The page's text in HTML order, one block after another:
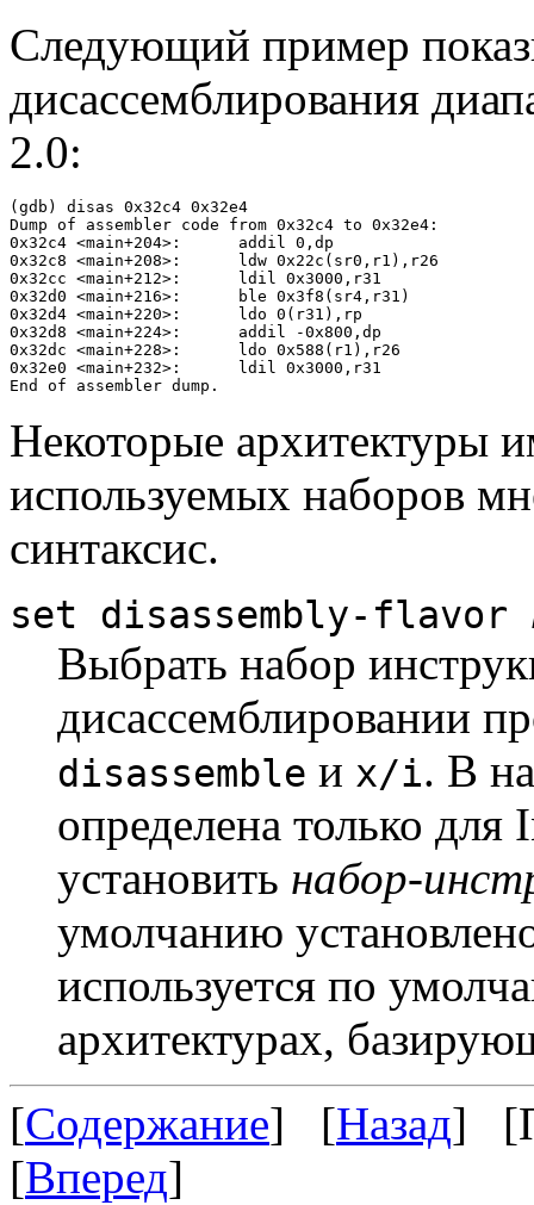
Следующий пример
дисассемблирования
2.0:
(gdb) disas 0x32c4 0x32e4
Dump of assembler code from 0x32c4 to 0x32e4:
0x32c4 <main+204>:      addil 0,dp
0x32c8 <main+208>:      ldw 0x22c(sr0,r1),r26
0x32cc <main+212>:      ldil 0x3000,r31
0x32d0 <main+216>:      ble 0x3f8(sr4,r31)
0x32d4 <main+220>:      ldo 0(r31),rp
0x32d8 <main+224>:      addil -0x800,dp
0x32dc <main+228>:      ldo 0x588(r1),r26
0x32e0 <main+232>:      ldil 0x3000,r31
Некоторые архитектуры
используемых наборов
синтаксис.
set disassembly-flavor
Выбрать набор
дисассемблировании
disassemble и x/i. В
определена только
установить набор-
умолчанию
используется по
архитектурах,
[Содержание] [Назад] [
[Вперед]